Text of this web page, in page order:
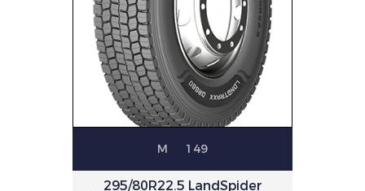
M 149
295/80R22.5 LandSpider